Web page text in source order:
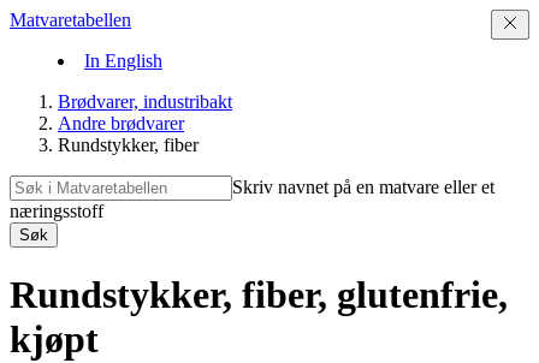
Matvaretabellen
In English
Brødvarer, industribakt
Andre brødvarer
Rundstykker, fiber
Skriv navnet på en matvare eller et
næringsstoff
Søk
Rundstykker, fiber, glutenfrie,
kjøpt